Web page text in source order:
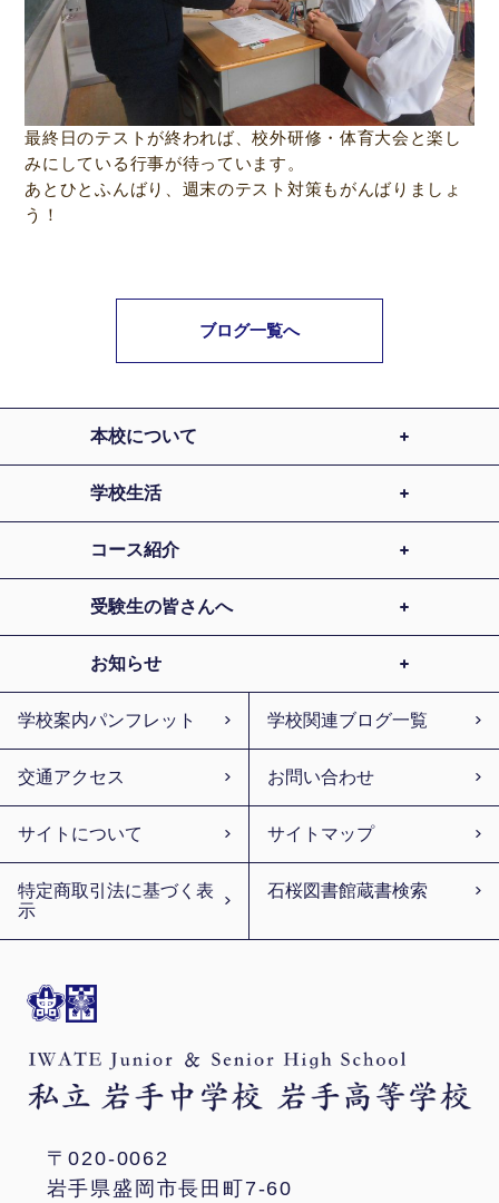
最終日のテストが終われば、校外研修・体育大会と楽し
みにしている行事が待っています。
あとひとふんばり、週末のテスト対策もがんばりましょ
う！
ブログ一覧へ
〒020-0062
岩手県盛岡市長田町7-60
本校について
学校生活
コース紹介
受験生の皆さんへ
お知らせ
学校案内パンフレット 学校関連ブログ一覧
交通アクセス お問い合わせ
サイトについて サイトマップ
特定商取引法に基づく表
示
石桜図書館蔵書検索